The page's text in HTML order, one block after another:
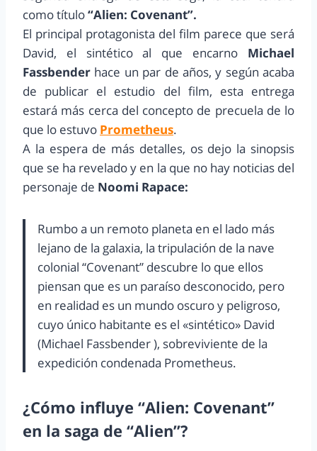
como título“Alien: Covenant”.
El principal protagonista del film parece que será
David, el sintético al que encarno Michael
Fassbender hace un par de años, y según acaba
de publicar el estudio del film, esta entrega
estará más cerca del concepto de precuela de lo
que lo estuvo Prometheus.
A la espera de más detalles, os dejo la sinopsis
que se ha revelado y en la que no hay noticias del
personaje de Noomi Rapace:
Rumbo a un remoto planeta en el lado más
lejano de la galaxia, la tripulación de la nave
colonial “Covenant” descubre lo que ellos
piensan que es un paraíso desconocido, pero
en realidad es un mundo oscuro y peligroso,
cuyo único habitante es el «sintético» David
(Michael Fassbender ), sobreviviente de la
expedición condenada Prometheus.
¿Cómo influye “Alien: Covenant”
en la saga de “Alien”?